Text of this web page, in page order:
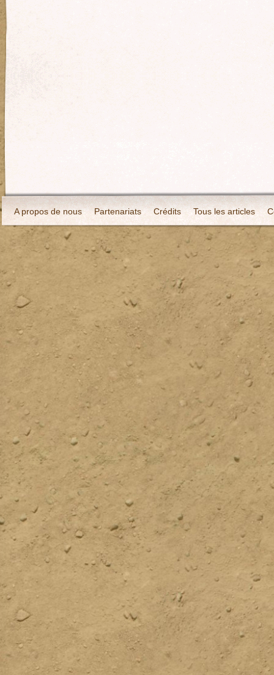
A propos de nous Partenariats Crédits Tous les articles